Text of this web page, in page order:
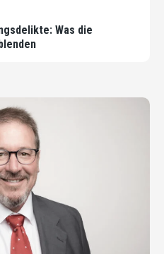
Was die